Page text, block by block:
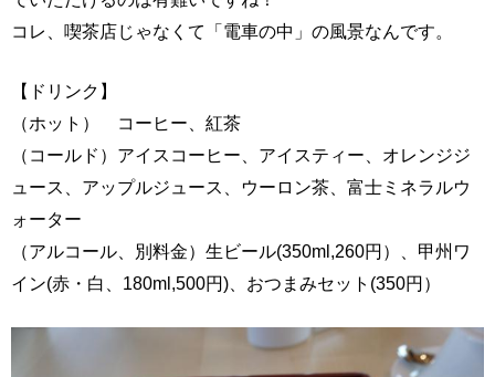
コレ、喫茶店じゃなくて「電車の中」の風景なんです。
【ドリンク】
（ホット） コーヒー、紅茶
（コールド）アイスコーヒー、アイスティー、オレンジジ
ュース、アップルジュース、ウーロン茶、富士ミネラルウ
ォーター
（アルコール、別料金）生ビール(350ml,260円）、甲州ワ
イン(赤・白、180ml,500円)、おつまみセット(350円）